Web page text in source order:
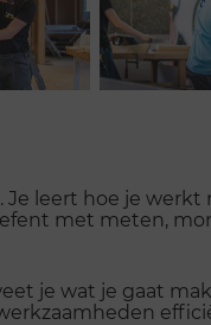
leert hoe je
met meten,
je wat je gaat